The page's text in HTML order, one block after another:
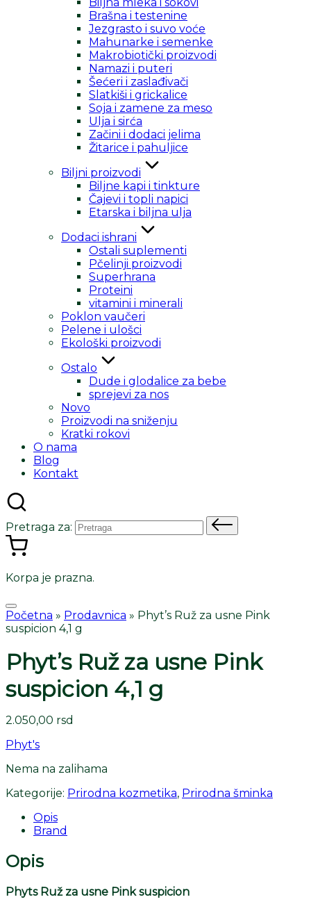
Brašna i testenine
Jezgrasto i suvo voće
Mahunarke i semenke
Makrobiotički proizvodi
Namazi i puteri
Šećeri i zaslađivači
Slatkiši i grickalice
Soja i zamene za meso
Ulja i sirća
Začini i dodaci jelima
Žitarice i pahuljice
Biljni proizvodi
Biljne kapi i tinkture
Čajevi i topli napici
Etarska i biljna ulja
Dodaci ishrani
Ostali suplementi
Pčelinji proizvodi
Superhrana
Proteini
vitamini i minerali
Poklon vaučeri
Pelene i ulošci
Ekološki proizvodi
Ostalo
Dude i glodalice za bebe
sprejevi za nos
Novo
Proizvodi na sniženju
Kratki rokovi
O nama
Blog
Kontakt
Pretraga za:
Korpa je prazna.
Početna » Prodavnica » Phyt’s Ruž za usne Pink
suspicion 4,1 g
Phyt’s Ruž za usne Pink
suspicion 4,1 g
2.050,00 rsd
Phyt's
Nema na zalihama
Kategorije: Prirodna kozmetika, Prirodna šminka
Opis
Brand
Opis
Phyts Ruž za usne Pink suspicion